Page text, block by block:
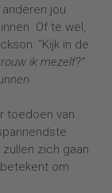
jou
Of te wel,
“Kijk in de
ik mezelf?”
toedoen van
zich gaan
om